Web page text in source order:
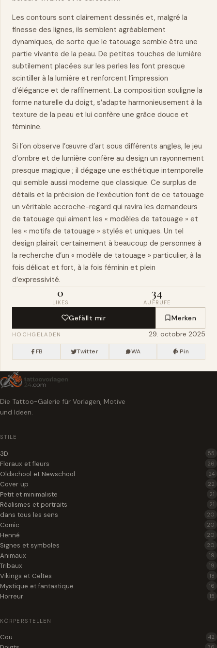
Les contours sont clairement dessinés et, malgré la
finesse des lignes, ils semblent agréablement
dynamiques, de sorte que le tatouage semble être une
partie vivante de la peau. De petites touches de lumière
subtilement placées sur les perles les font presque
scintiller à la lumière et renforcent l’impression
d’élégance et de raffinement. La composition souligne la
forme naturelle du doigt, s’adapte harmonieusement à la
texture de la peau et lui confère une grâce douce et
féminine.
Si l’on observe l’œuvre d’art sous différents angles, le jeu
d’ombre et de lumière confère au design un rayonnement
presque magique ; il dégage une esthétique intemporelle
qui semble aussi moderne que classique. Ce surplus de
détails et la précision de l’exécution font de ce tatouage
un véritable accroche-regard qui ravira les demandeurs
de tatouage qui aiment les « modèles de tatouage » et
les « motifs de tatouage » stylés et uniques. Un tel
design plairait certainement à beaucoup de personnes à
la recherche d’un « modèle de tatouage » particulier, à la
fois délicat et fort, à la fois féminin et plein
d’expressivité.
0
LIKES
34
AUFRUFE
Gefällt mir Merken
HOCHGELADEN 29. octobre 2025
FB Twitter WA Pin
Die Tattoo-Galerie für Vorlagen, Motive
und Ideen.
STILE
3D 55
Floraux et fleurs 26
Oldschool et Newschool 24
Cover up 22
Petit et minimaliste 21
Réalismes et portraits 21
dans tous les sens 20
Comic 20
Henné 20
Signes et symboles 20
Animaux 19
Tribaux 19
Vikings et Celtes 18
Mystique et fantastique 16
Horreur 15
KÖRPERSTELLEN
Cou 42